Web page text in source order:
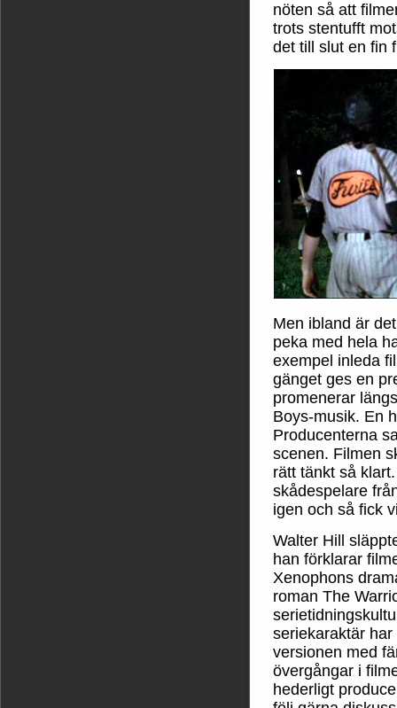
nöten så att
trots stentufft
det till slut en fin
Men ibland är
peka med hela
exempel inleda
gänget ges en
promenerar
Boys-musik. En
Producenterna
scenen. Filmen
rätt tänkt så
skådespelare
igen och så fick
Walter Hill
han förklarar
Xenophons
roman The
seriekaraktär
versionen med
övergångar i
hederligt